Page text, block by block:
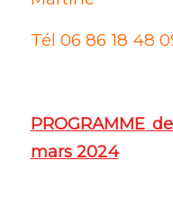
Tél 06 86 18 48
PROGRAMMEde
mars 2024